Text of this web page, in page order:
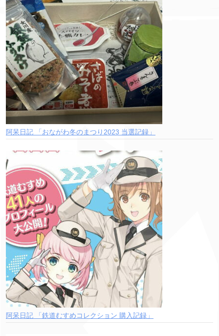
阿呆日記 「おながわ冬のまつり2023 当選記録」
阿呆日記 「鉄道むすめコレクション 購入記録」